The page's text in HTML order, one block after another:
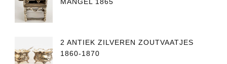
2 ANTIEK ZILVEREN ZOUTVAATJES
1860-1870